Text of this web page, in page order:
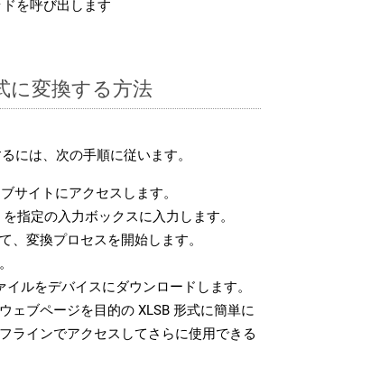
ドを呼び出します
に変換する方法
には、次の手順に従います。
サイトにアクセスします。
指定の入力ボックスに入力します。
、変換プロセスを開始します。
ルをデバイスにダウンロードします。
ェブページを目的の XLSB 形式に簡単に
ラインでアクセスしてさらに使用できる